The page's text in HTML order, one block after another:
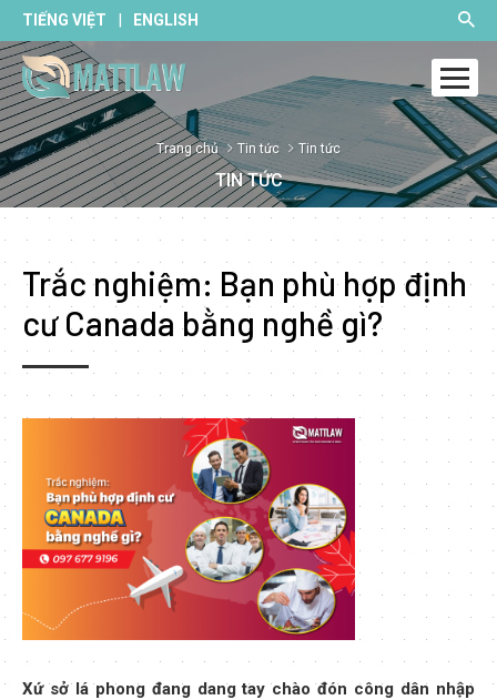
TIẾNG VIỆT | ENGLISH
Trang chủ Tin tức Tin tức
TIN TỨC
Trắc nghiệm: Bạn phù hợp định
cư Canada bằng nghề gì?
Xứ sở lá phong đang dang tay chào đón công dân nhập